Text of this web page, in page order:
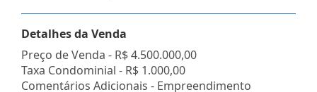
Detalhes da Venda
Preço de Venda - R$ 4.500.000,00
Taxa Condominial - R$ 1.000,00
Comentários Adicionais - Empreendimento